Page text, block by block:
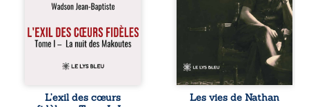
villages les plus
reculés. À Bainet,
Jean-Joël Joli
mène une
avec sa famille.
respecté, il refuse
pourtant de
L’exil des cœurs
avec son père,
disparu depuis
plus de vingt ans
et qu’il n’a jamais
connu. De ce
dialogue par-delà
la mort naissent
des poèmes qui
retracent une vie
Les vies de Nathan